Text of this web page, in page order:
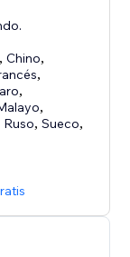
,Chino,
,
,
,
Ruso,Sueco,